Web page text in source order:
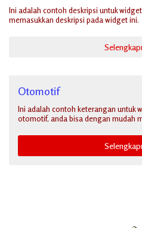
Ini adalah contoh deskripsi untuk
memasukkan deskripsi pada widget ini.
Otomotif
Ini adalah contoh keterangan untuk
otomotif, anda bisa dengan mudah